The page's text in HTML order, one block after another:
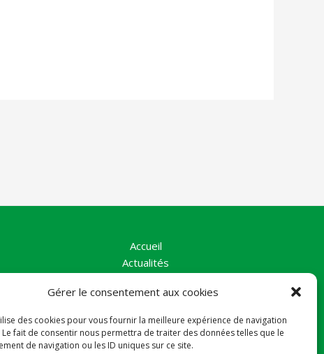
Gérer le consentement aux cookies
des cookies pour vous fournir la meilleure expérience de navigation
fait de consentir nous permettra de traiter des données telles que le
de navigation ou les ID uniques sur ce site.
Accueil
Actualités
Nos Actions
Contact
Politique de cookies (UE)